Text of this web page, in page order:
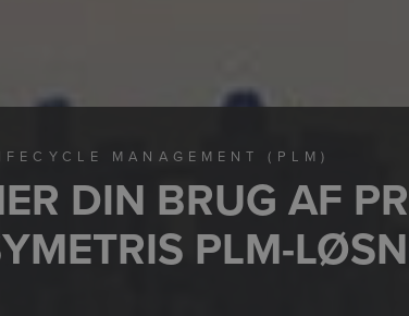
MANAGEMENT (PLM)
DIN BRUG AF
PLM-